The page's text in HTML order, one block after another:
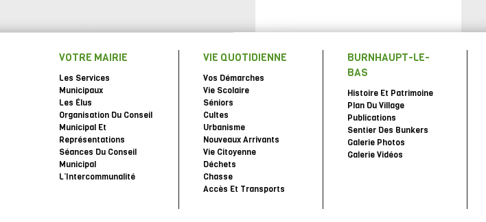
VOTRE MAIRIE
Les Services
Municipaux
Les Élus
Organisation Du Conseil
Municipal Et
Représentations
Séances Du Conseil
Municipal
L’Intercommunalité
VIE QUOTIDIENNE
Vos Démarches
Vie Scolaire
Séniors
Cultes
Urbanisme
Nouveaux Arrivants
Vie Citoyenne
Déchets
Chasse
Accès Et Transports
BURNHAUPT-LE-
BAS
Histoire Et Patrimoine
Plan Du Village
Publications
Sentier Des Bunkers
Galerie Photos
Galerie Vidéos